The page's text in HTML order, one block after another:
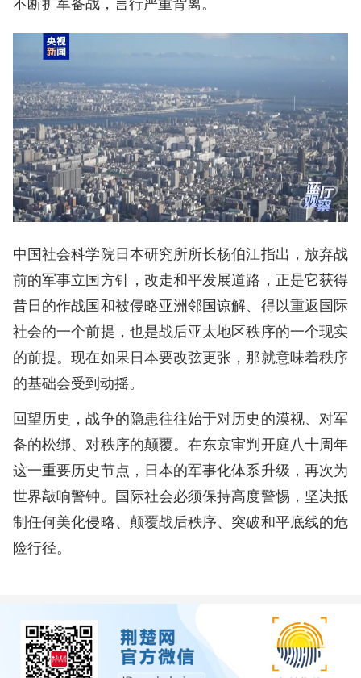
中国社会科学院日本研究所所长杨伯江指出，放弃战
前的军事立国方针，改走和平发展道路，正是它获得
昔日的作战国和被侵略亚洲邻国谅解、得以重返国际
社会的一个前提，也是战后亚太地区秩序的一个现实
的前提。现在如果日本要改弦更张，那就意味着秩序
的基础会受到动摇。
回望历史，战争的隐患往往始于对历史的漠视、对军
备的松绑、对秩序的颠覆。在东京审判开庭八十周年
这一重要历史节点，日本的军事化体系升级，再次为
世界敲响警钟。国际社会必须保持高度警惕，坚决抵
制任何美化侵略、颠覆战后秩序、突破和平底线的危
险行径。